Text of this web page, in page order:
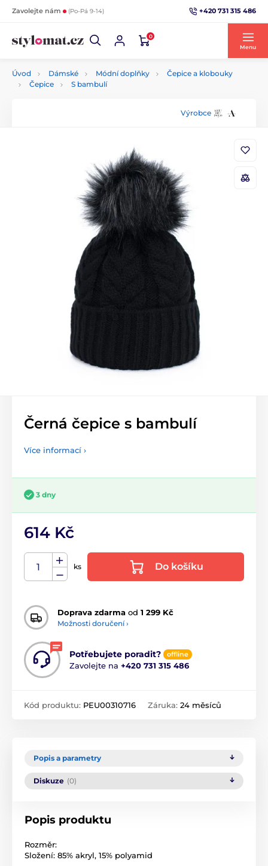
Zavolejte nám (Po-Pá 9-14) +420 731 315 486
0
Menu
Úvod Dámské Módní doplňky
Čepice a klobouky
Čepice
S bambulí
Výrobce
Černá čepice s bambulí
Více informací ›
3 dny
614 Kč
ks Do košíku
Doprava zdarma od 1 299 Kč
Možnosti doručení ›
Potřebujete poradit? offline
Zavolejte na +420 731 315 486
Kód produktu: PEU00310716 Záruka: 24 měsíců
Popis a parametry
Diskuze (0)
Popis produktu
Rozměr:
Složení: 85% akryl, 15% polyamid